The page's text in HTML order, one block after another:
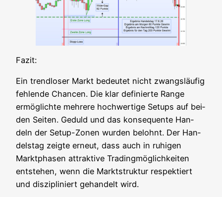
Fazit:
Ein trend­lo­ser Markt bedeu­tet nicht zwangs­läu­fig
feh­len­de Chan­cen. Die klar defi­nier­te Ran­ge
ermög­lich­te meh­re­re hoch­wer­ti­ge Set­ups auf bei­
den Sei­ten. Geduld und das kon­se­quen­te Han­
deln der Set­up-Zonen wur­den belohnt. Der Han­
dels­tag zeig­te erneut, dass auch in ruhi­gen
Markt­pha­sen attrak­ti­ve Tra­ding­mög­lich­kei­ten
ent­ste­hen, wenn die Markt­struk­tur respek­tiert
und dis­zi­pli­niert gehan­delt wird.